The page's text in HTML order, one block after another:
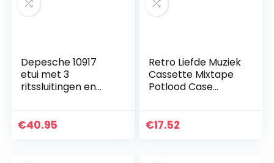
Depesche 10917
etui met 3
ritssluitingen en
tijgermotief, ca. 7,5
€40.95
Retro Liefde Muziek
Cassette Mixtape
Potlood Case
Capaciteit Pen
€17.52